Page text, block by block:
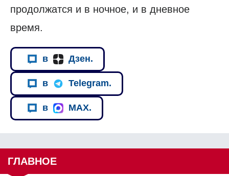
продолжатся и в ночное, и в дневное
время.
в Дзен.
в Telegram.
в MAX.
ГЛАВНОЕ